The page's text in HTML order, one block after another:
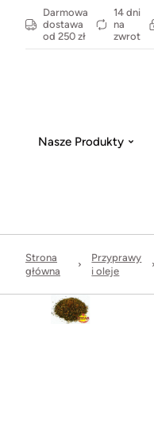
Darmowa
dostawa
od 250 zł
14 dni
na
zwrot
Nasze Produkty
Strona
główna
Przyprawy
i oleje